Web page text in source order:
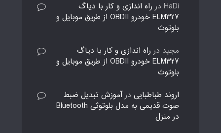
HaDi در راه اندازی و کار با دیاگ
ELM327 خودرو OBDII از طریق موبایل و
بلوتوث
مجید در راه اندازی و کار با دیاگ
ELM327 خودرو OBDII از طریق موبایل و
بلوتوث
اروند طباطبایی در آموزش تبدیل ضبط
صوت قدیمی به مدل بلوتوثی Bluetooth
در منزل